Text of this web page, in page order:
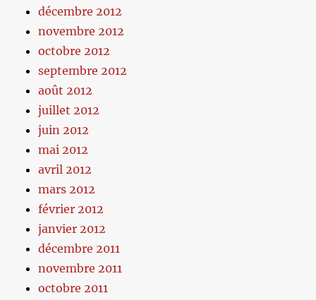
décembre 2012
novembre 2012
octobre 2012
septembre 2012
août 2012
juillet 2012
juin 2012
mai 2012
avril 2012
mars 2012
février 2012
janvier 2012
décembre 2011
novembre 2011
octobre 2011